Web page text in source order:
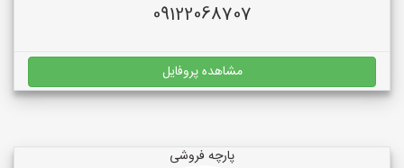
09122068707
مشاهده پروفایل
پارچه فروشی